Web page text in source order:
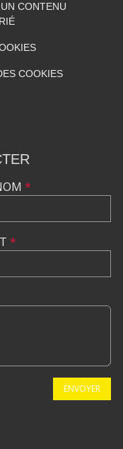
CONTENU
COOKIES
*
*
ENVOYER